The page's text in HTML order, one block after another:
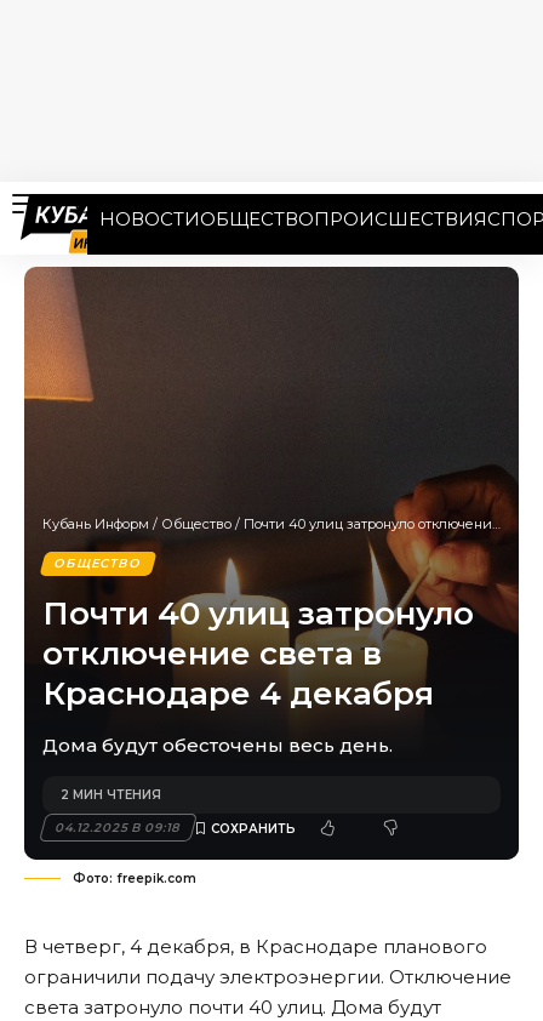
НОВОСТИОБЩЕСТВОПРОИСШЕСТВИЯ
Кубань Информ / Общество / Почти 40 улиц затронуло отключение света в Краснодаре 4 декабря
ОБЩЕСТВО
Почти 40 улиц затронуло
отключение света в
Краснодаре 4 декабря
Дома будут обесточены весь день.
04.12.2025 В 09:18
2 МИН ЧТЕНИЯ
Фото: freepik.com
В четверг, 4 декабря, в Краснодаре планового
ограничили подачу электроэнергии. Отключение
света затронуло почти 40 улиц. Дома будут